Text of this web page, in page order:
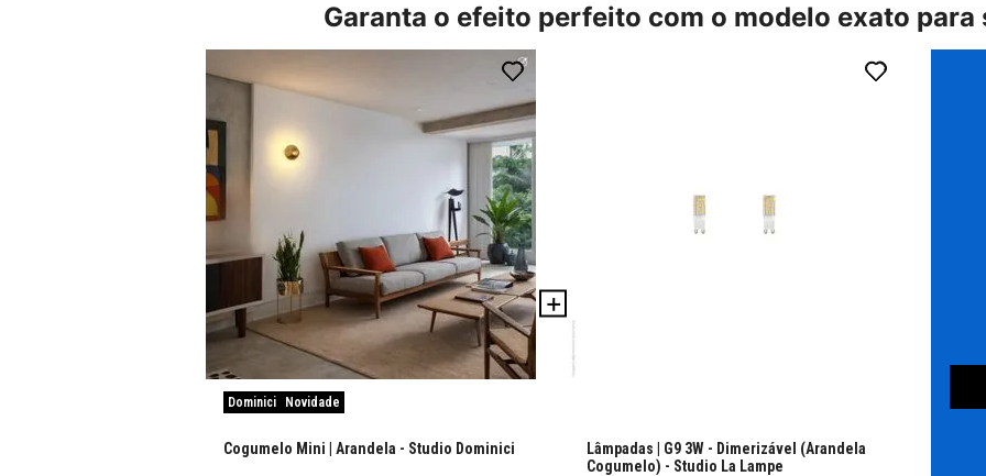
Garanta o efeito perfeito com o modelo exato para
Dominici Novidade
Cogumelo Mini | Arandela - Studio Dominici
Lâmpadas | G9 3W - Dimerizável (Arandela
Cogumelo) - Studio La Lampe